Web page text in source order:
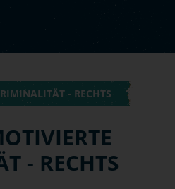
- RECHTS
- RECHTS